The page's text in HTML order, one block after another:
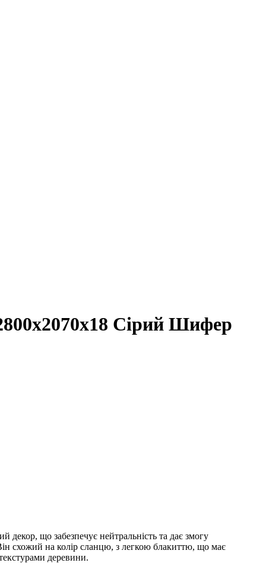
Сірий Шифер
що забезпечує нейтральність та дає змогу
схожий на колір сланцю, з легкою блакиттю, що має
деревини.